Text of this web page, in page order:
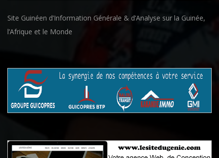
Site Guinéen d’Information Générale & d’Analyse sur la Guinée,
l’Afrique et le Monde